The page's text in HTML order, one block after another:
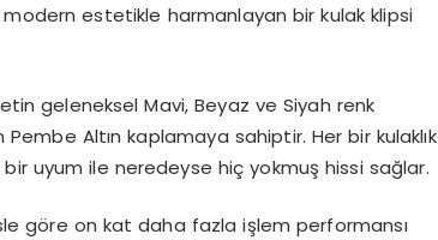
estetikle harmanlayan bir kulak klipsi
geleneksel Mavi, Beyaz ve Siyah renk
Altın kaplamaya sahiptir. Her bir kulaklık
bir uyum ile neredeyse hiç yokmuş hissi sağlar.
göre on kat daha fazla işlem performansı